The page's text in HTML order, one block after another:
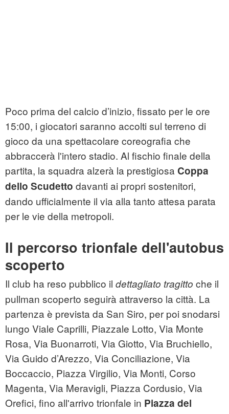
Poco prima del calcio d’inizio, fissato per le ore
15:00, i giocatori saranno accolti sul terreno di
gioco da una spettacolare coreografia che
abbraccerà l'intero stadio. Al fischio finale della
partita, la squadra alzerà la prestigiosa Coppa
dello Scudetto davanti ai propri sostenitori,
dando ufficialmente il via alla tanto attesa parata
per le vie della metropoli.
Il percorso trionfale dell'autobus
scoperto
Il club ha reso pubblico il dettagliato tragitto che il
pullman scoperto seguirà attraverso la città. La
partenza è prevista da San Siro, per poi snodarsi
lungo Viale Caprilli, Piazzale Lotto, Via Monte
Rosa, Via Buonarroti, Via Giotto, Via Bruchiello,
Via Guido d’Arezzo, Via Conciliazione, Via
Boccaccio, Piazza Virgilio, Via Monti, Corso
Magenta, Via Meravigli, Piazza Cordusio, Via
Orefici, fino all'arrivo trionfale in Piazza del